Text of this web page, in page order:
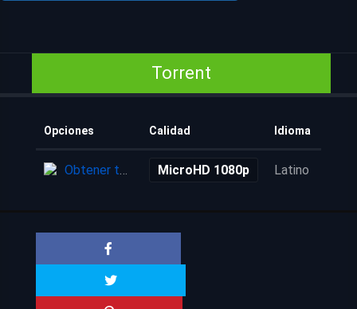
Torrent
Opciones Calidad Idioma
Obtener torrent MicroHD 1080p Latino